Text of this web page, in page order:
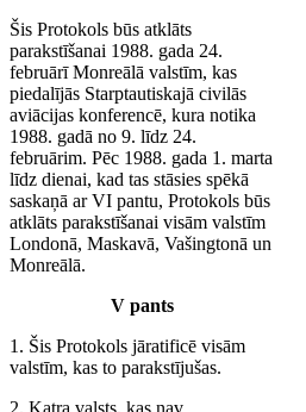
Šis Protokols būs atklāts
parakstīšanai 1988. gada 24.
februārī Monreālā valstīm, kas
piedalījās Starptautiskajā civilās
aviācijas konferencē, kura notika
1988. gadā no 9. līdz 24.
februārim. Pēc 1988. gada 1. marta
līdz dienai, kad tas stāsies spēkā
saskaņā ar VI pantu, Protokols būs
atklāts parakstīšanai visām valstīm
Londonā, Maskavā, Vašingtonā un
Monreālā.
V pants
1. Šis Protokols jāratificē visām
valstīm, kas to parakstījušas.
2. Katra valsts, kas nav